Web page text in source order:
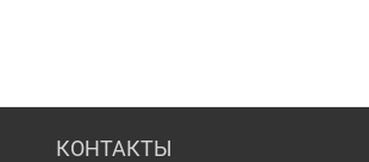
КОНТАКТЫ